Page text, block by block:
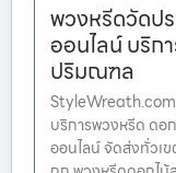
พวงหรีดวัดป
ออนไลน์ บริก
ปริมณฑล
StyleWreath.com
บริการพวงหรีด ดอ
ออนไลน์ จัดส่งทั่วเ